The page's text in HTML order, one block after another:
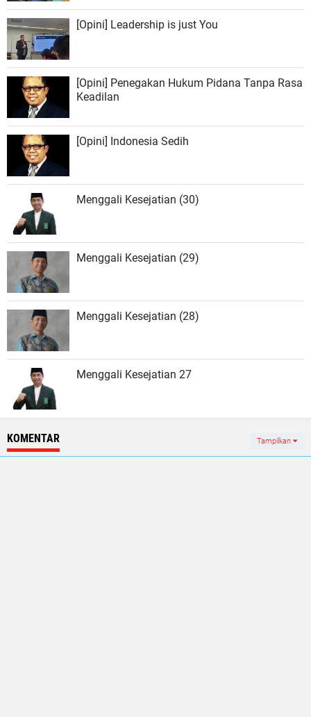
[Opini] Leadership is just You
[Opini] Penegakan Hukum Pidana Tanpa Rasa
Keadilan
[Opini] Indonesia Sedih
Menggali Kesejatian (30)
Menggali Kesejatian (29)
Menggali Kesejatian (28)
Menggali Kesejatian 27
KOMENTAR Tampilkan